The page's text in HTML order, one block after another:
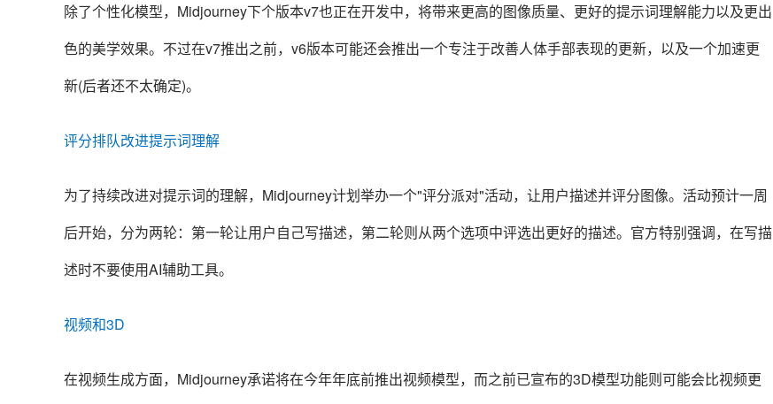
除了个性化模型，Midjourney下个版本v7也正在开发中，将带来更高的图像质量、更好的提示词理解能力以及更出
色的美学效果。不过在v7推出之前，v6版本可能还会推出一个专注于改善人体手部表现的更新，以及一个加速更
新(后者还不太确定)。
评分排队改进提示词理解
为了持续改进对提示词的理解，Midjourney计划举办一个"评分派对"活动，让用户描述并评分图像。活动预计一周
后开始，分为两轮：第一轮让用户自己写描述，第二轮则从两个选项中评选出更好的描述。官方特别强调，在写描
述时不要使用AI辅助工具。
视频和3D
在视频生成方面，Midjourney承诺将在今年年底前推出视频模型，而之前已宣布的3D模型功能则可能会比视频更